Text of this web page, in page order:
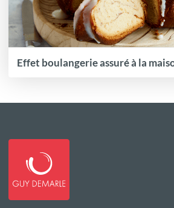
Effet boulangerie assuré à la